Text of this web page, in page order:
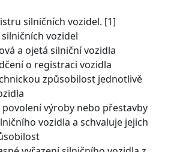
silničních vozidel. [1]
vozidel
a ojetá silniční vozidla
o registraci vozidla
způsobilost jednotlivě
výroby nebo přestavby
vozidla a schvaluje jejich